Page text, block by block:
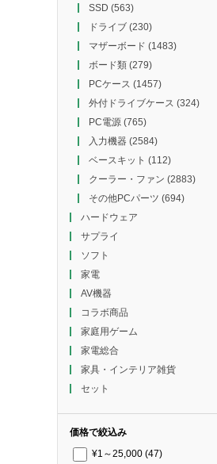
SSD (563)
ドライブ(230)
マザーボード (1483)
ボード類(279)
PCケース (1457)
外付ドライブケース (324)
PC電源(765)
入力機器(2584)
ベースキット (112)
クーラー・ファン (2883)
その他PCパーツ (694)
ハードウェア
サプライ
ソフト
家電
AV機器
コラボ商品
家庭用ゲーム
家電総合
家具・インテリア雑貨
セット
価格で絞込み
¥1～25,000 (47)